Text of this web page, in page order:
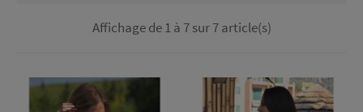
Affichage de 1 à 7 sur 7 article(s)